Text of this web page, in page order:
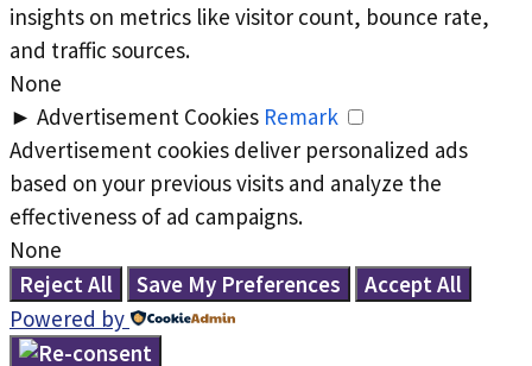
insights on metrics like visitor count, bounce rate,
and traffic sources.
None
► Advertisement Cookies Remark
Advertisement cookies deliver personalized ads
based on your previous visits and analyze the
effectiveness of ad campaigns.
None
Reject All
Save My Preferences
Accept All
Powered by